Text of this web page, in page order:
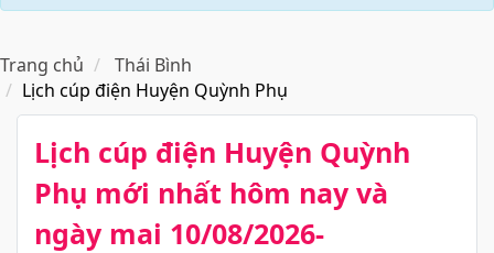
Trang chủ
Thái Bình
Lịch cúp điện Huyện Quỳnh Phụ
Lịch cúp điện Huyện Quỳnh
Phụ​ mới nhất hôm nay và
ngày mai 10/08/2026-